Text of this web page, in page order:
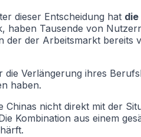
dieser Entscheidung hat
haben Tausende von
der der Arbeitsmarkt
Verlängerung ihres
haben.
nicht direkt mit der
Kombination aus einem